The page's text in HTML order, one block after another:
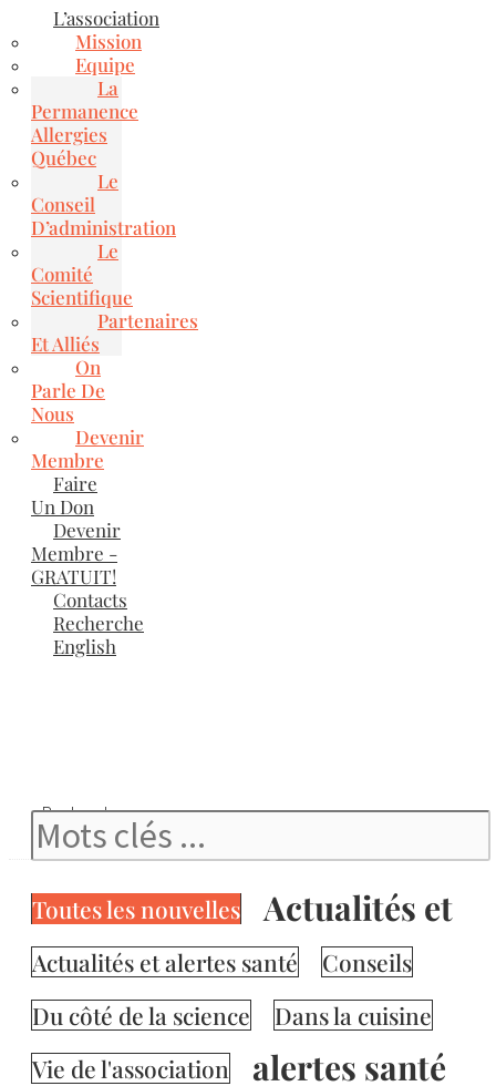
L’association
Mission
Equipe
La
Permanence
Allergies
Québec
Le
Conseil
D’administration
Le
Comité
Scientifique
Partenaires
Et Alliés
On
Parle De
Nous
Devenir
Membre
Faire
Un Don
Devenir
Membre -
GRATUIT!
Contacts
Recherche
English
Rechercher
Toutes les nouvelles
Actualités et alertes santé
Conseils
Du côté de la science
Dans la cuisine
Vie de l'association
Actualités et
alertes santé